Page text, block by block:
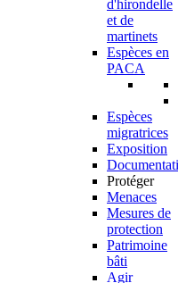
d'hirondelle
et de
martinets
Espèces en
PACA
Espèces
migratrices
Exposition
Protéger
Menaces
Mesures de
protection
Patrimoine
bâti
Agir